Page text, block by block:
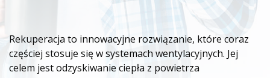
Rekuperacja to innowacyjne rozwiązanie, które coraz
częściej stosuje się w systemach wentylacyjnych. Jej
celem jest odzyskiwanie ciepła z powietrza